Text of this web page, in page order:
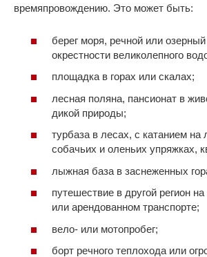
времяпровождению. Это может быть:
берег моря, речной или
окрестности великолепного
площадка в горах или скалах;
лесная поляна, пансионат в
дикой природы;
турбаза в лесах, с катанием на
собачьих и оленьих упряжках,
лыжная база в заснеженных
путешествие в другой регион
или арендованном транспорте;
вело- или мотопробег;
борт речного теплохода или